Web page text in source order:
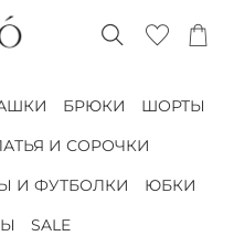
БРЮКИ
ШОРТЫ
И СОРОЧКИ
И ФУТБОЛКИ
ЮБКИ
SALE